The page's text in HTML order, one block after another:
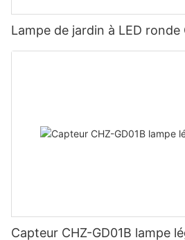
Lampe de jardin à LED ronde
Capteur CHZ-GD01B lampe